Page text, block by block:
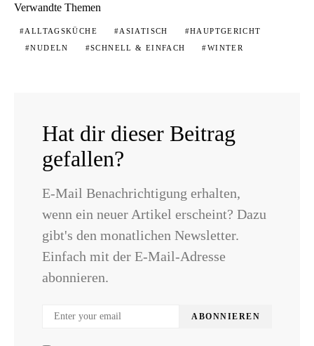
Verwandte Themen
ALLTAGSKÜCHE ASIATISCH
HAUPTGERICHT
NUDELN
SCHNELL & EINFACH WINTER
Hat dir dieser Beitrag
gefallen?
E-Mail Benachrichtigung erhalten,
wenn ein neuer Artikel erscheint? Dazu
gibt's den monatlichen Newsletter.
Einfach mit der E-Mail-Adresse
abonnieren.
ABONNIEREN